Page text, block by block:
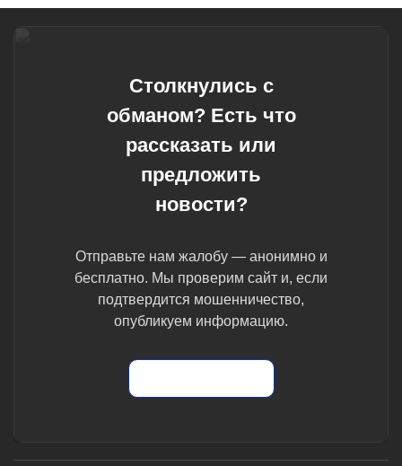
Столкнулись с
обманом? Есть что
рассказать или
предложить
новости?
Отправьте нам жалобу — анонимно и
бесплатно. Мы проверим сайт и, если
подтвердится мошенничество,
опубликуем информацию.